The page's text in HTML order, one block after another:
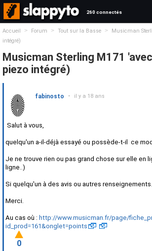
260 connectés
Accueil > Forum > Tout sur la Basse >
Musicman
intégré)
Musicman Sterling M171
piezo intégré)
fabinosto • il y a 18 ans
Salut à vous,
quelqu'un a-il-déjà essayé ou possède-t-il ce
Je ne trouve rien ou pas grand chose sur elle en
ligne..)
Si quelqu'un à des avis ou autres
Merci.
Au cas où : http://www.musicman.fr/page/
id_prod=161&onglet=points
0